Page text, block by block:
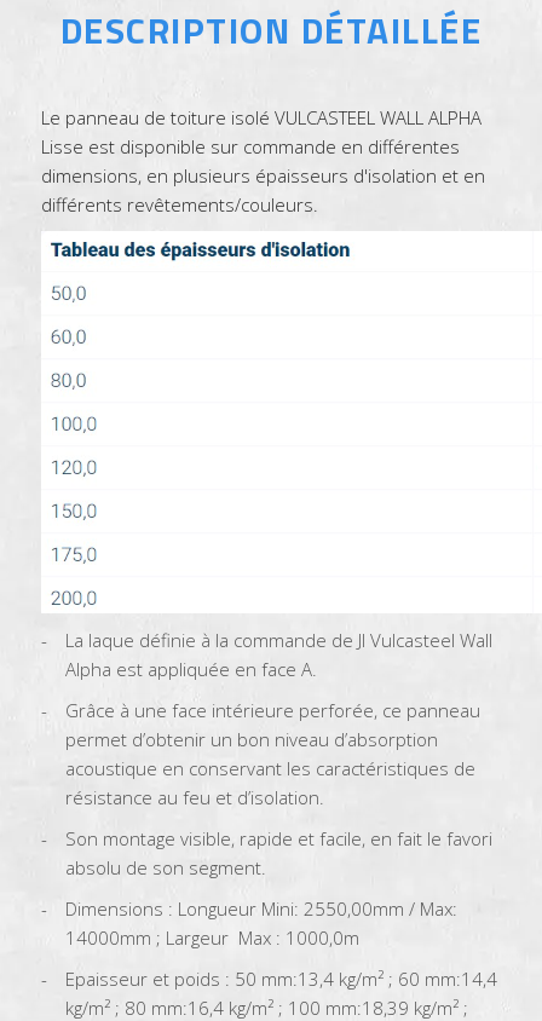
DESCRIPTION DÉTAILLÉE
Le panneau de toiture isolé VULCASTEEL WALL ALPHA
Lisse est disponible sur commande en différentes
dimensions, en plusieurs épaisseurs d'isolation et en
différents revêtements/couleurs.
La laque définie à la commande de JI Vulcasteel Wall
Alpha est appliquée en face A.
Grâce à une face intérieure perforée, ce panneau
permet d’obtenir un bon niveau d’absorption
acoustique en conservant les caractéristiques de
résistance au feu et d’isolation.
Son montage visible, rapide et facile, en fait le favori
absolu de son segment.
Dimensions : Longueur Mini: 2550,00mm / Max:
14000mm ; Largeur Max : 1000,0m
Epaisseur et poids : 50 mm:13,4 kg/m² ; 60 mm:14,4
kg/m² ; 80 mm:16,4 kg/m² ; 100 mm:18,39 kg/m² ;